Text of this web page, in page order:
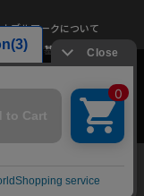
ブルマークについて
営業法に基づく表記
All Rights Reserved.
な提供、トラフィック
したことものといたし